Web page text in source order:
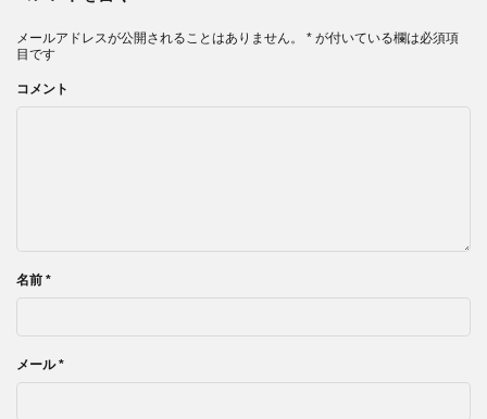
メールアドレスが公開されることはありません。 * が付いている欄は必須項
目です
コメント
名前 *
メール*